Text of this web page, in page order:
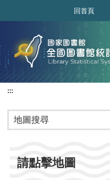
回首頁
:::
地圖搜尋
請點擊地圖